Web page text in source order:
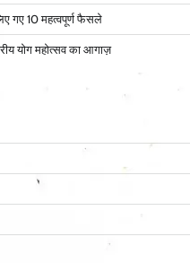
गए 10 महत्वपूर्ण फैसले
योग महोत्सव का आगाज़